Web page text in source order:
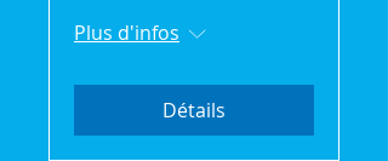
Plus d'infos
Détails